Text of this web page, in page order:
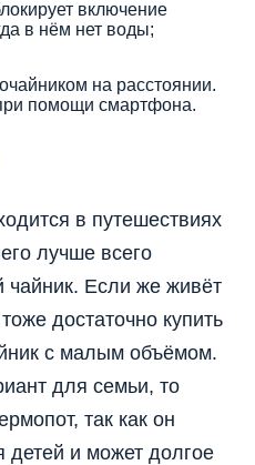
включение
в нём нет воды;
на расстоянии.
помощи смартфона.
в путешествиях
лучше всего
чайник. Если же живёт
достаточно купить
с малым объёмом.
для семьи, то
так как он
детей и может долгое